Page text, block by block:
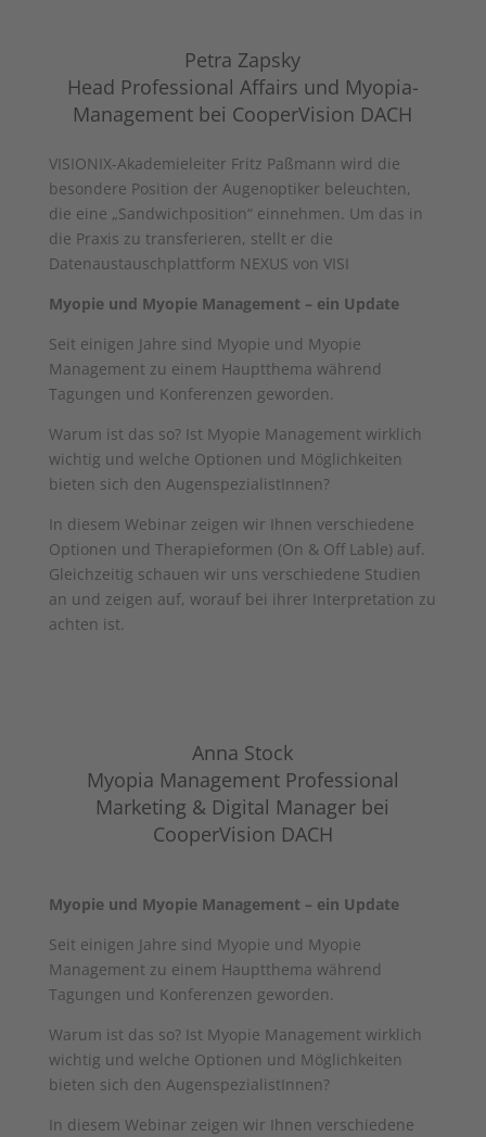
Petra Zapsky
Head Professional Affairs und Myopia-
Management bei CooperVision DACH
VISIONIX-Akademieleiter Fritz Paßmann wird die
besondere Position der Augenoptiker beleuchten,
die eine „Sandwichposition“ einnehmen. Um das in
die Praxis zu transferieren, stellt er die
Datenaustauschplattform NEXUS von VISI
Myopie und Myopie Management – ein Update
Seit einigen Jahre sind Myopie und Myopie
Management zu einem Hauptthema während
Tagungen und Konferenzen geworden.
Warum ist das so? Ist Myopie Management wirklich
wichtig und welche Optionen und Möglichkeiten
bieten sich den AugenspezialistInnen?
In diesem Webinar zeigen wir Ihnen verschiedene
Optionen und Therapieformen (On & Off Lable) auf.
Gleichzeitig schauen wir uns verschiedene Studien
an und zeigen auf, worauf bei ihrer Interpretation zu
achten ist.
Anna Stock
Myopia Management Professional
Marketing & Digital Manager bei
CooperVision DACH
Myopie und Myopie Management – ein Update
Seit einigen Jahre sind Myopie und Myopie
Management zu einem Hauptthema während
Tagungen und Konferenzen geworden.
Warum ist das so? Ist Myopie Management wirklich
wichtig und welche Optionen und Möglichkeiten
bieten sich den AugenspezialistInnen?
In diesem Webinar zeigen wir Ihnen verschiedene